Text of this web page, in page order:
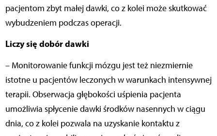
pacjentom zbyt małej dawki, co z kolei może skutkować
wybudzeniem podczas operacji.
Liczy się dobór dawki
– Monitorowanie funkcji mózgu jest też niezmiernie
istotne u pacjentów leczonych w warunkach intensywnej
terapii. Obserwacja głębokości uśpienia pacjenta
umożliwia spłycenie dawki środków nasennych w ciągu
dnia, co z kolei pozwala na uzyskanie kontaktu z